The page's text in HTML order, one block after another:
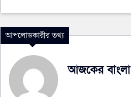
আপলোডকারীর তথ্য
আজকের বাংলা